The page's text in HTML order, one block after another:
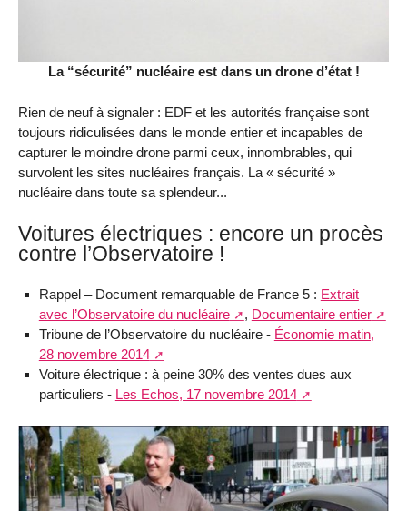
La “sécurité” nucléaire est dans un drone d’état !
Rien de neuf à signaler : EDF et les autorités française sont
toujours ridiculisées dans le monde entier et incapables de
capturer le moindre drone parmi ceux, innombrables, qui
survolent les sites nucléaires français. La « sécurité »
nucléaire dans toute sa splendeur...
Voitures électriques : encore un procès
contre l’Observatoire !
Rappel – Document remarquable de France 5 : Extrait
avec l’Observatoire du nucléaire
, Documentaire entier
Tribune de l’Observatoire du nucléaire - Économie matin,
28 novembre 2014
Voiture électrique : à peine 30% des ventes dues aux
particuliers - Les Echos, 17 novembre 2014